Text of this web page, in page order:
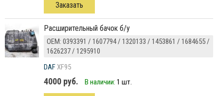
Заказать
расширительный бачок б/у
ОЕМ: 0393391 / 1607794 / 1320133 / 1453861 / 1684655 /
1626237 / 1295910
DAFXF95
4000 руб. В наличии: 1 шт.